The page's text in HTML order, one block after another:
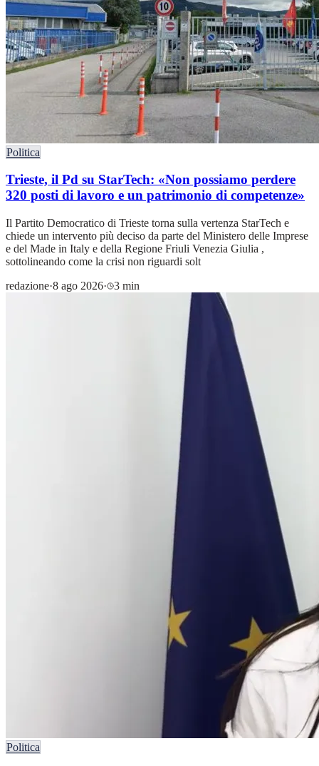
Politica
Trieste, il Pd su StarTech: «Non possiamo perdere
320 posti di lavoro e un patrimonio di competenze»
Il Partito Democratico di Trieste torna sulla vertenza StarTech e
chiede un intervento più deciso da parte del Ministero delle Imprese
e del Made in Italy e della Regione Friuli Venezia Giulia ,
sottolineando come la crisi non riguardi solt
redazione·8 ago 2026· 3 min
Politica